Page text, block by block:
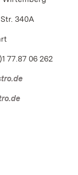
340A
77.87 06 262